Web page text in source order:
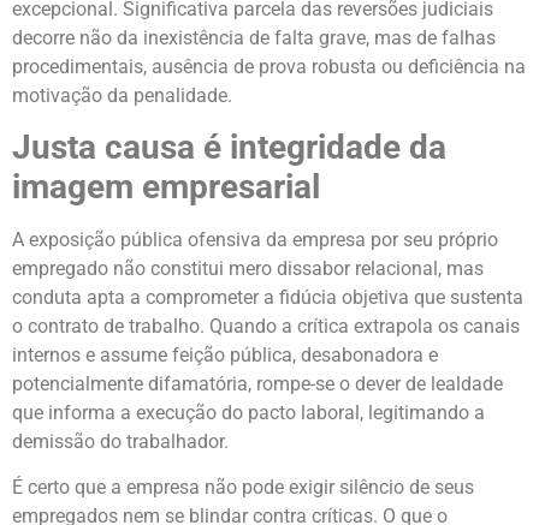
excepcional. Significativa parcela das reversões judiciais
decorre não da inexistência de falta grave, mas de falhas
procedimentais, ausência de prova robusta ou deficiência na
motivação da penalidade.
Justa causa é integridade da
imagem empresarial
A exposição pública ofensiva da empresa por seu próprio
empregado não constitui mero dissabor relacional, mas
conduta apta a comprometer a fidúcia objetiva que sustenta
o contrato de trabalho. Quando a crítica extrapola os canais
internos e assume feição pública, desabonadora e
potencialmente difamatória, rompe-se o dever de lealdade
que informa a execução do pacto laboral, legitimando a
demissão do trabalhador.
É certo que a empresa não pode exigir silêncio de seus
empregados nem se blindar contra críticas. O que o